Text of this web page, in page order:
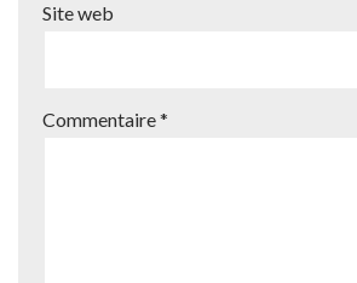
Site web
Commentaire*